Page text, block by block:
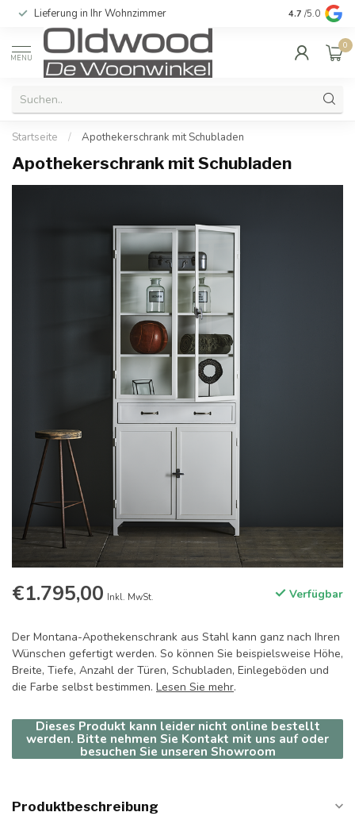
Lieferung in Ihr Wohnzimmer Qualität und
4.7 /5.0
MENU
0
Startseite / Apothekerschrank mit Schubladen
Apothekerschrank mit Schubladen
€1.795,00 Inkl. MwSt. Verfügbar
Der Montana-Apothekenschrank aus Stahl kann ganz nach Ihren
Wünschen gefertigt werden. So können Sie beispielsweise Höhe,
Breite, Tiefe, Anzahl der Türen, Schubladen, Einlegeböden und
die Farbe selbst bestimmen. Lesen Sie mehr.
Dieses Produkt kann leider nicht online bestellt
werden. Bitte nehmen Sie Kontakt mit uns auf oder
besuchen Sie unseren Showroom
Produktbeschreibung